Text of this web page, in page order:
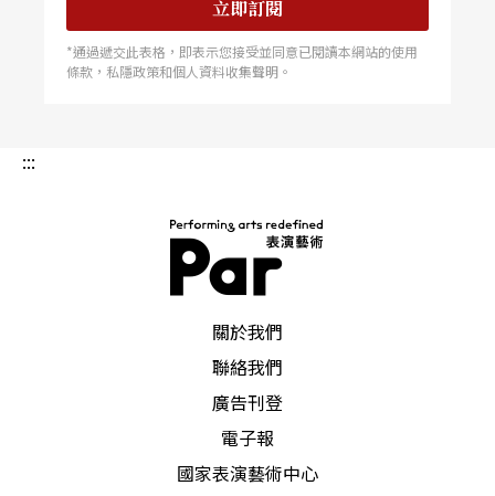
立即訂閱
*通過遞交此表格，即表示您接受並同意已閱讀本網站的使用
條款，私隱政策和個人資料收集聲明。
:::
關於我們
聯絡我們
廣告刊登
電子報
國家表演藝術中心